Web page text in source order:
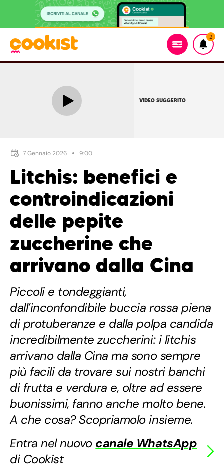
2
VIDEO SUGGERITO
7 Gennaio 2026 9:00
Litchis: benefici e
controindicazioni
delle pepite
zuccherine che
arrivano dalla Cina
Piccoli e tondeggianti,
dall’inconfondibile buccia rossa piena
di protuberanze e dalla polpa candida
incredibilmente zuccherini: i litchis
arrivano dalla Cina ma sono sempre
più facili da trovare sui nostri banchi
di frutta e verdura e, oltre ad essere
buonissimi, fanno anche molto bene.
A che cosa? Scopriamolo insieme.
Entra nel nuovo canale WhatsApp
di Cookist